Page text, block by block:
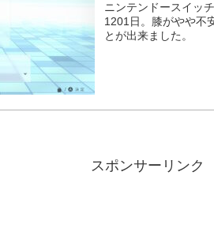
ニンテンドースイッ
1201日。膝がやや不
とが出来ました。
スポンサーリンク